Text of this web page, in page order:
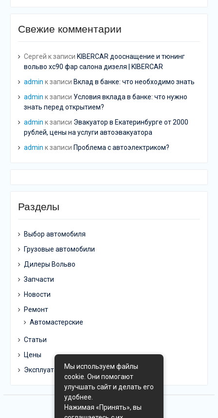
Свежие комментарии
Сергей к записи KIBERCAR дооснащение и тюнинг
вольво хс90 фар салона дизеля | KIBERCAR
admin к записи Вклад в банке: что необходимо знать
admin к записи Условия вклада в банке: что нужно
знать перед открытием?
admin к записи Эвакуатор в Екатеринбурге от 2000
рублей, цены на услуги автоэвакуатора
admin к записи Проблема с автоэлектриком?
Разделы
Выбор автомобиля
Грузовые автомобили
Дилеры Вольво
Запчасти
Новости
Ремонт
Автомастерские
Статьи
Цены
ЭксплуатацияМы используем файлы
cookie. Они помогают
улучшать сайт и делать его
удобнее.
Нажимая «Принять», вы